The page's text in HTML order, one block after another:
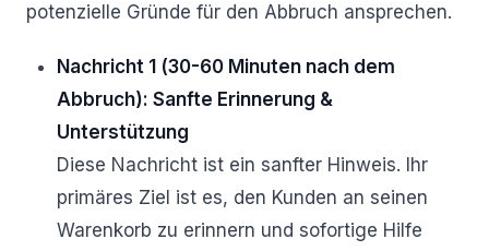
potenzielle Gründe für den Abbruch ansprechen.
Nachricht 1 (30-60 Minuten nach dem
Abbruch): Sanfte Erinnerung &
Unterstützung
Diese Nachricht ist ein sanfter Hinweis. Ihr
primäres Ziel ist es, den Kunden an seinen
Warenkorb zu erinnern und sofortige Hilfe